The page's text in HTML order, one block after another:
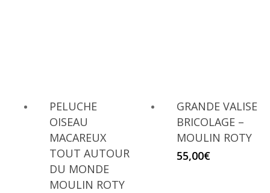
PELUCHE
OISEAU
MACAREUX
TOUT AUTOUR
DU MONDE
MOULIN ROTY
GRANDE VALISE
BRICOLAGE –
MOULIN ROTY
55,00€